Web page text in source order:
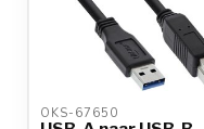
OKS-67650